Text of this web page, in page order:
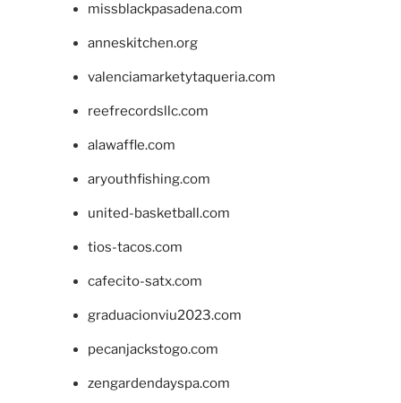
missblackpasadena.com
anneskitchen.org
valenciamarketytaqueria.com
reefrecordsllc.com
alawaffle.com
aryouthfishing.com
united-basketball.com
tios-tacos.com
cafecito-satx.com
graduacionviu2023.com
pecanjackstogo.com
zengardendayspa.com